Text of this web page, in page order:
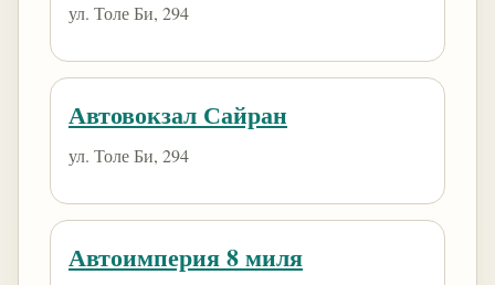
ул. Толе Би, 294
Автовокзал Сайран
ул. Толе Би, 294
Автоимперия 8 миля